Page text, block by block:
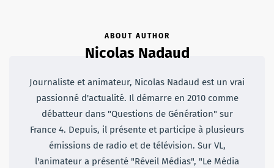
ABOUT AUTHOR
Nicolas Nadaud
Journaliste et animateur, Nicolas Nadaud est un vrai
passionné d'actualité. Il démarre en 2010 comme
débatteur dans "Questions de Génération" sur
France 4. Depuis, il présente et participe à plusieurs
émissions de radio et de télévision. Sur VL,
l'animateur a présenté "Réveil Médias", "Le Média